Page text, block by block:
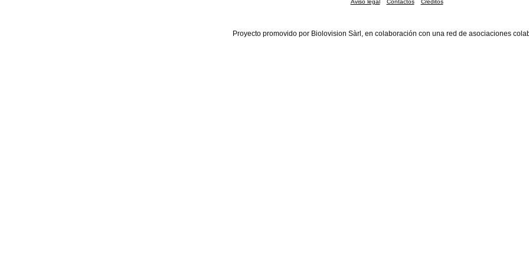
Aviso legal Contactos Créditos
Proyecto promovido por Biolovision Sàrl, en colaboración con una red de asociaciones